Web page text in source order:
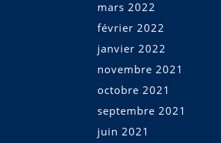
mars 2022
février 2022
janvier 2022
novembre 2021
octobre 2021
septembre 2021
juin 2021